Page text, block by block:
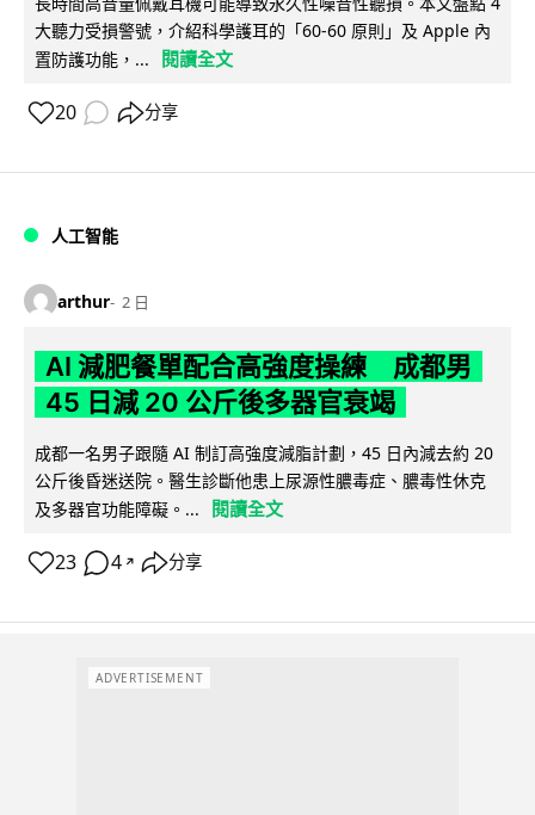
大聽力受損警號，介紹科學護耳的「60-60 原則」及 Apple 內
置防護功能，...
閱讀全文
20 分享
人工智能
arthur 2 日
AI 減肥餐單配合高強度操練 成都男
45 日減 20 公斤後多器官衰竭
成都一名男子跟隨 AI 制訂高強度減脂計劃，45 日內減去約 20
公斤後昏迷送院。醫生診斷他患上尿源性膿毒症、膿毒性休克
及多器官功能障礙。...
閱讀全文
23 4 ↗ 分享
ADVERTISEMENT